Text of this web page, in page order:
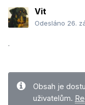
Vit
Odesláno 26.
.
Obsah je
uživatelům.